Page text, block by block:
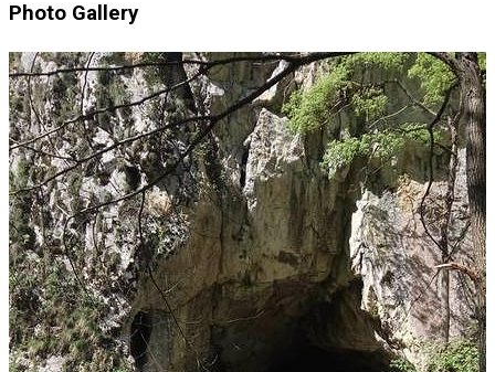
Photo Gallery